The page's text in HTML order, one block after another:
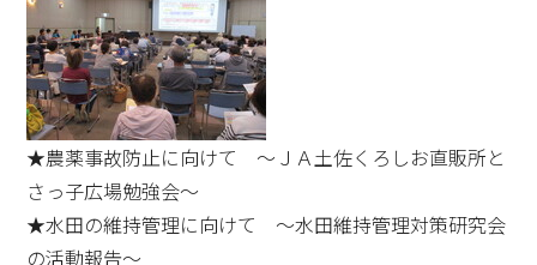
★農薬事故防止に向けて ～ＪＡ土佐くろしお直販所と
さっ子広場勉強会～
★水田の維持管理に向けて ～水田維持管理対策研究会
の活動報告～